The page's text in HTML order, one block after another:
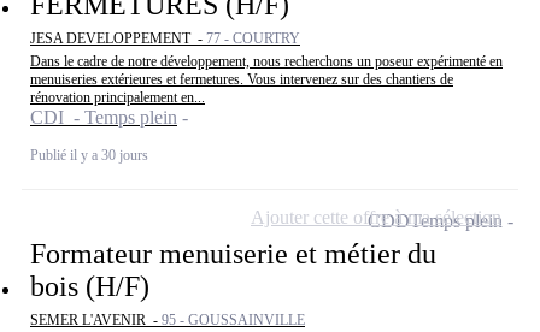
JESA DEVELOPPEMENT - 77 - COURTRY
Dans le cadre de notre développement, nous recherchons un poseur expérimenté en
menuiseries extérieures et fermetures. Vous intervenez sur des chantiers de
rénovation principalement en...
CDI - Temps plein
Publié il y a 30 jours
Formateur menuiserie et métier du
bois (H/F)
SEMER L'AVENIR - 95 - GOUSSAINVILLE
CDDTemps plein
Ajouter cette offre à ma sélection